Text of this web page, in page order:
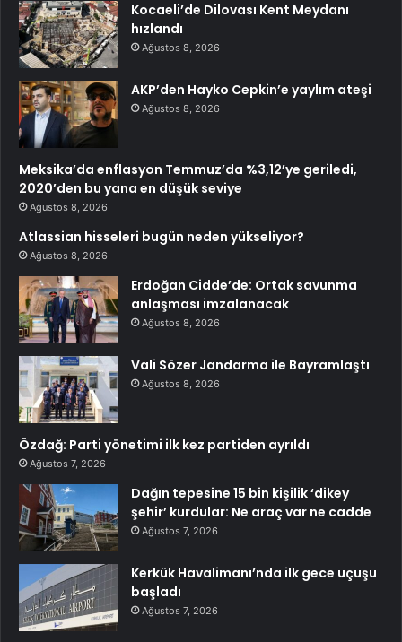
Kocaeli’de Dilovası Kent Meydanı
hızlandı
Ağustos 8, 2026
AKP’den Hayko Cepkin’e yaylım ateşi
Ağustos 8, 2026
Meksika’da enflasyon Temmuz’da %3,12’ye geriledi,
2020’den bu yana en düşük seviye
Ağustos 8, 2026
Atlassian hisseleri bugün neden yükseliyor?
Ağustos 8, 2026
Erdoğan Cidde’de: Ortak savunma
anlaşması imzalanacak
Ağustos 8, 2026
Vali Sözer Jandarma ile Bayramlaştı
Ağustos 8, 2026
Özdağ: Parti yönetimi ilk kez partiden ayrıldı
Ağustos 7, 2026
Dağın tepesine 15 bin kişilik ‘dikey
şehir’ kurdular: Ne araç var ne cadde
Ağustos 7, 2026
Kerkük Havalimanı’nda ilk gece uçuşu
başladı
Ağustos 7, 2026